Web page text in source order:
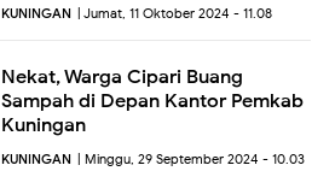
KUNINGAN | Jumat, 11 Oktober 2024 - 11.08
Nekat, Warga Cipari Buang
Sampah di Depan Kantor Pemkab
Kuningan
KUNINGAN | Minggu, 29 September 2024 - 10.03